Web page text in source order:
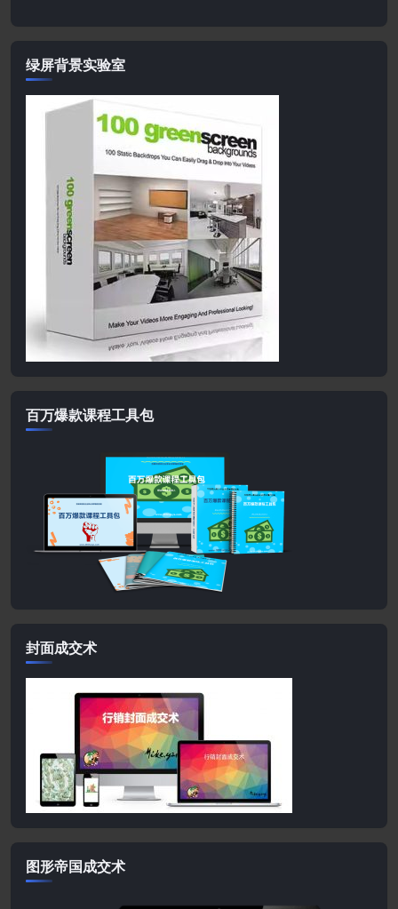
绿屏背景实验室
百万爆款课程工具包
封面成交术
图形帝国成交术